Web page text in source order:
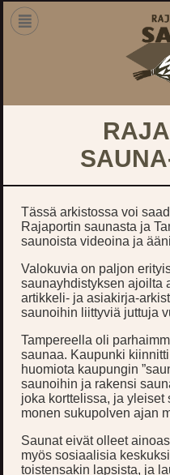
Tässä arkistossa voi
Rajaportin saunasta ja
saunoista videoina ja
Valokuvia on paljon
saunayhdistyksen ajoilta
artikkeli- ja asiakirja-
saunoihin liittyviä juttuja
Tampereella oli
saunaa. Kaupunki
huomiota kaupungin
saunoihin ja rakensi
joka korttelissa, ja
monen sukupolven ajan
Saunat eivät olleet
myös sosiaalisia
toistensakin lapsista, ja